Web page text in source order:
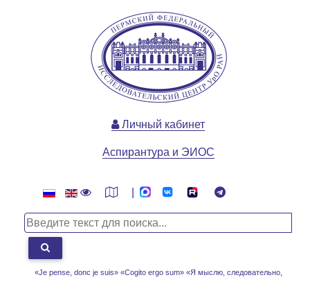
«Je pense, donc je suis» «Cogito ergo sum» «Я мыслю, следовательно,
Личный кабинет
Аспирантура и ЭИОС